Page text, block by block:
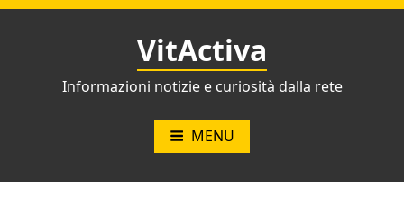
Vai
VitActiva
Informazioni notizie e curiosità dalla rete
MENU